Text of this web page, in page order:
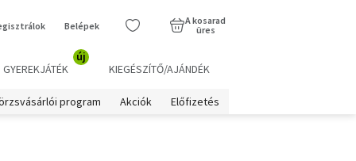
Belépek
A kosarad
üres
GYEREKJÁTÉK
új
KIEGÉSZÍTŐ/AJÁNDÉK
program Akciók Előfizetés